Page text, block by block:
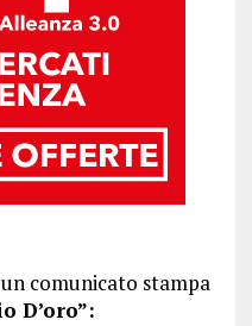
comunicato stampa
D’oro”: